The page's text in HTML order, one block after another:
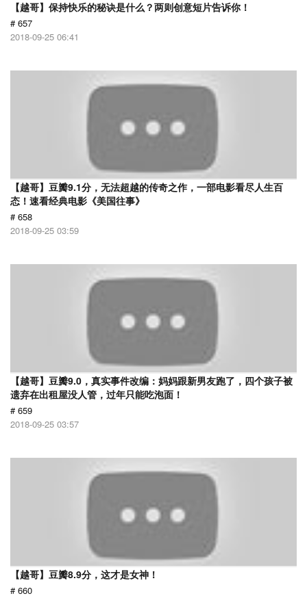
【越哥】保持快乐的秘诀是什么？两则创意短片告诉你！
# 657
2018-09-25 06:41
【越哥】豆瓣9.1分，无法超越的传奇之作，一部电影看尽人生百
态！速看经典电影《美国往事》
# 658
2018-09-25 03:59
【越哥】豆瓣9.0，真实事件改编：妈妈跟新男友跑了，四个孩子被
遗弃在出租屋没人管，过年只能吃泡面！
# 659
2018-09-25 03:57
【越哥】豆瓣8.9分，这才是女神！
# 660